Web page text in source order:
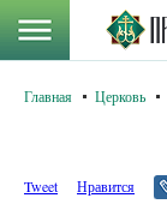
Главная Церковь
Tweet Нравится